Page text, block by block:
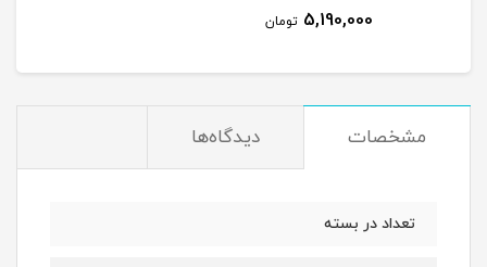
5,190,000 تومان
مشخصات دیدگاه‌ها
تعداد در بسته